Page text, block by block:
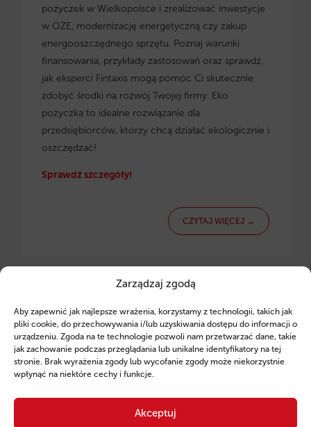
Zarządzaj zgodą
Aby zapewnić jak najlepsze wrażenia, korzystamy z technologii, takich jak
pliki cookie, do przechowywania i/lub uzyskiwania dostępu do informacji o
urządzeniu. Zgoda na te technologie pozwoli nam przetwarzać dane, takie
jak zachowanie podczas przeglądania lub unikalne identyfikatory na tej
stronie. Brak wyrażenia zgody lub wycofanie zgody może niekorzystnie
wpłynąć na niektóre cechy i funkcje.
Akceptuj
pożyczek w Wielkopolsce i zrealizować inwestycje
w OZE, modernizację energetyczną czy zakup
energooszczędnego sprzętu. Poznaj warunki
finansowania, przykłady zastosowań oraz sprawdź,
jak eksperci Fintaxis mogą pomóc Ci skutecznie
zdobyć środki na rozwój Twojej firmy. Eko
pożyczka to idealne rozwiązanie dla
przedsiębiorców, którzy chcą działać ekologicznie i
oszczędzać!
Sprawdź szczegóły!
CZYTAJ WIĘCEJ →
przedsiębiorców z regionu małopolskiego.